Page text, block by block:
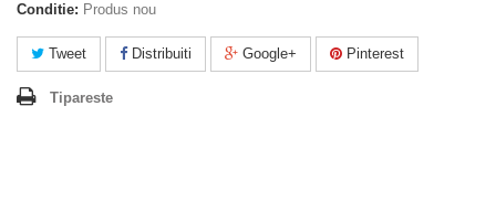
Conditie: Produs nou
Tweet Distribuiti Google+ Pinterest
Tipareste